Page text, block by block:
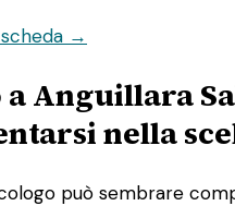
→
a Anguillara
nella
può sembrare